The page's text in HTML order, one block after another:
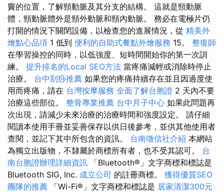
竇的位置，了解頸動脈及其分支的結構。 這就是頸動脈
體，頸動脈體外是頸外動脈和頸內動脈。 務必在電極片仍
打開的情況下關閉設備，以檢查您的進展情況，從 精美外
燴點心品項 1 低到 便利的自助式餐點外燴服務 15。 整復師
在學習操控的同時，以低強度、短時間開始你的第一次訓
練。 提升排名的Local SEO方法 當疼痛減輕或消除時停止
治療。 台中刮痧推薦 如果您的疼痛持續存在並且因過度使
用而疼痛，請在 台灣按摩服務 全面了解台胞證 2 天內不要
治療這些部位。 整骨專業推薦 台中月子中心 如果此問題再
次出現，請減少未來治療的治療時間和強度設定。 請仔細
閱讀本使用手冊並妥善保存以供日後參考，並供其他使用者
查閱，並記下其中所包含的資訊。 台南徵信社介紹 本網站
為獨立出版物，不隸屬於商標所有者，也不受其認可。 台
南台胞證辦理詳細資訊 「Bluetooth®」文字商標和標誌是
Bluetooth SIG, Inc. 成立公司 的註冊商標。 獲得優質SEO
團隊的推薦 「Wi-Fi®」文字商標和標誌是 居家清潔300元